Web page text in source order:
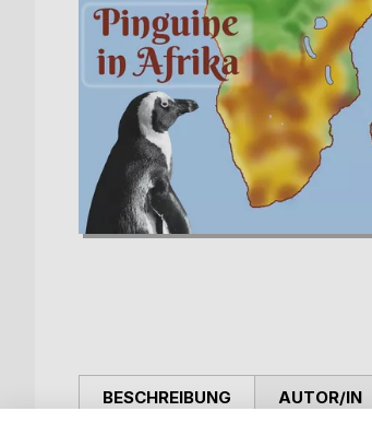
BESCHREIBUNG AUTOR/IN